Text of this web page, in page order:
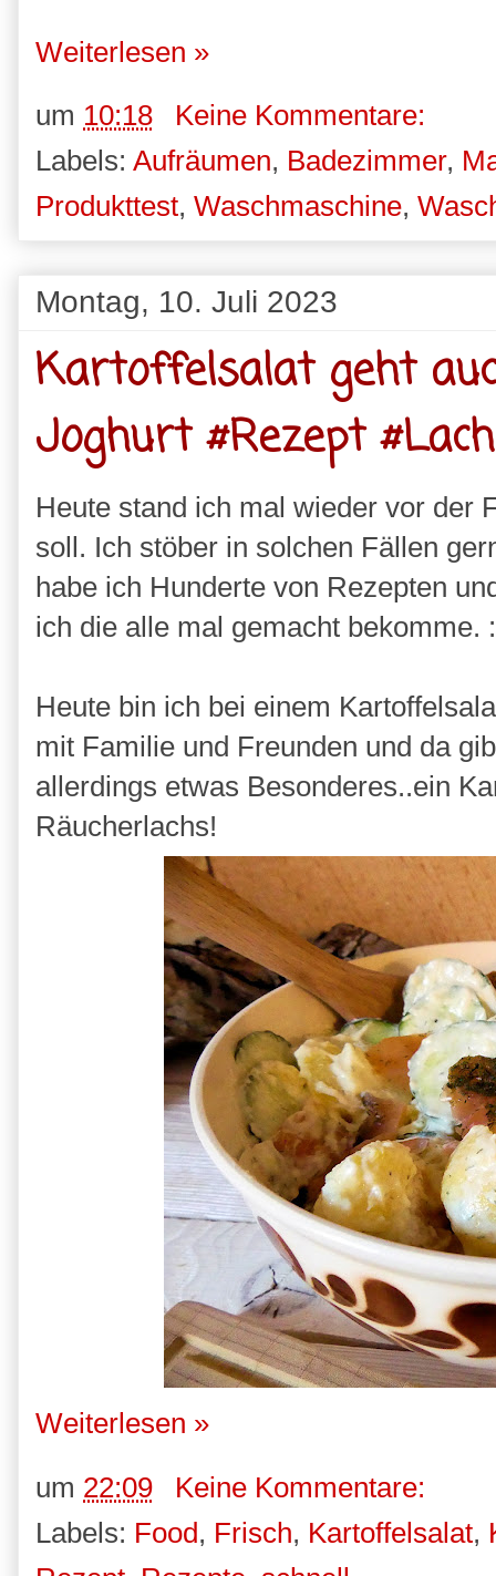
Weiterlesen »
um 10:18
Keine Kommentare:
Labels: Aufräumen, Badezimmer,
Produkttest, Waschmaschine,
Montag, 10. Juli 2023
Kartoffelsalat geht
Joghurt #Rezept
Heute stand ich mal wieder vor der
soll. Ich stöber in solchen Fällen
habe ich Hunderte von Rezepten
ich die alle mal gemacht bekomme.
Heute bin ich bei einem
mit Familie und Freunden und da
allerdings etwas Besonderes..ein
Räucherlachs!
Weiterlesen »
um 22:09
Keine Kommentare:
Labels: Food, Frisch, Kartoffelsalat,